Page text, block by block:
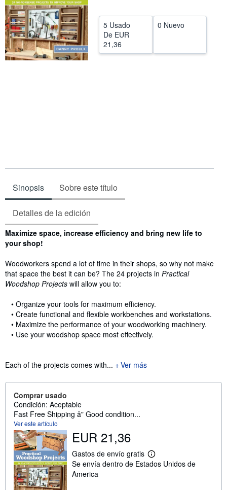
5 Usado
De EUR
21,36
0 Nuevo
Sinopsis Sobre este título
Detalles de la edición
Sinopsis
Maximize space, increase efficiency and bring new life to
your shop!
Woodworkers spend a lot of time in their shops, so why not make
that space the best it can be? The 24 projects in Practical
Woodshop Projects will allow you to:
• Organize your tools for maximum efficiency.
• Create functional and flexible workbenches and workstations.
• Maximize the performance of your woodworking machinery.
• Use your woodshop space most effectively.
Each of the projects comes with... Ver más
Comprar usado
Condición: Aceptable
Fast Free Shipping â" Good condition...
Ver este artículo
EUR 21,36
Gastos de envío gratis
M
á
Se envía dentro de Estados Unidos de
America